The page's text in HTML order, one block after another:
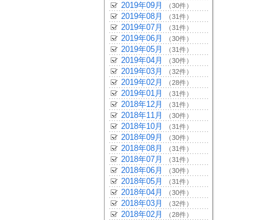
2019年09月 （30件）
2019年08月 （31件）
2019年07月 （31件）
2019年06月 （30件）
2019年05月 （31件）
2019年04月 （30件）
2019年03月 （32件）
2019年02月 （28件）
2019年01月 （31件）
2018年12月 （31件）
2018年11月 （30件）
2018年10月 （31件）
2018年09月 （30件）
2018年08月 （31件）
2018年07月 （31件）
2018年06月 （30件）
2018年05月 （31件）
2018年04月 （30件）
2018年03月 （32件）
2018年02月 （28件）